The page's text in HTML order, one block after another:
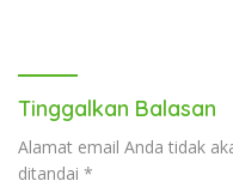
Tinggalkan Balasan
Alamat email Anda tidak
ditandai *